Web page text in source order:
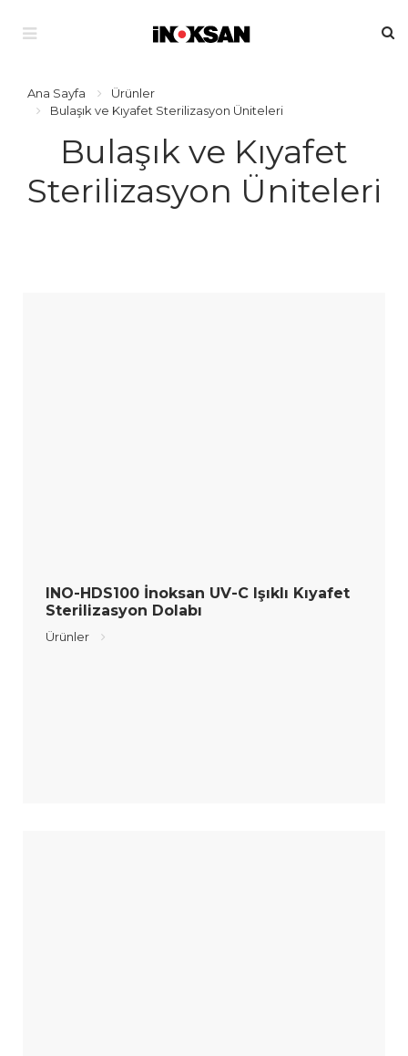
Ana Sayfa
Ürünler
Bulaşık ve Kıyafet Sterilizasyon Üniteleri
Bulaşık ve Kıyafet
Sterilizasyon Üniteleri
INO-HDS100 İnoksan UV-C Işıklı Kıyafet
Sterilizasyon Dolabı
Ürünler